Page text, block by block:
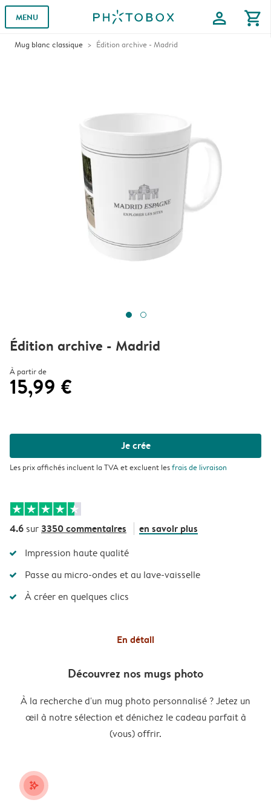
MENU profile shopping_cart
Mug blanc classique Édition archive - Madrid
Édition archive - Madrid
À partir de
15,99 €
Je crée
Les prix affichés incluent la TVA et excluent lesfrais de livraison
4.6 sur3350 commentaires en savoir plus
Impression haute qualité
Passe au micro-ondes et au lave-vaisselle
À créer en quelques clics
En détail
Découvrez nos mugs photo
À la recherche d'un mug photo personnalisé ? Jetez un
œil à notre sélection et dénichez le cadeau parfait à
(vous) offrir.
stars_plus